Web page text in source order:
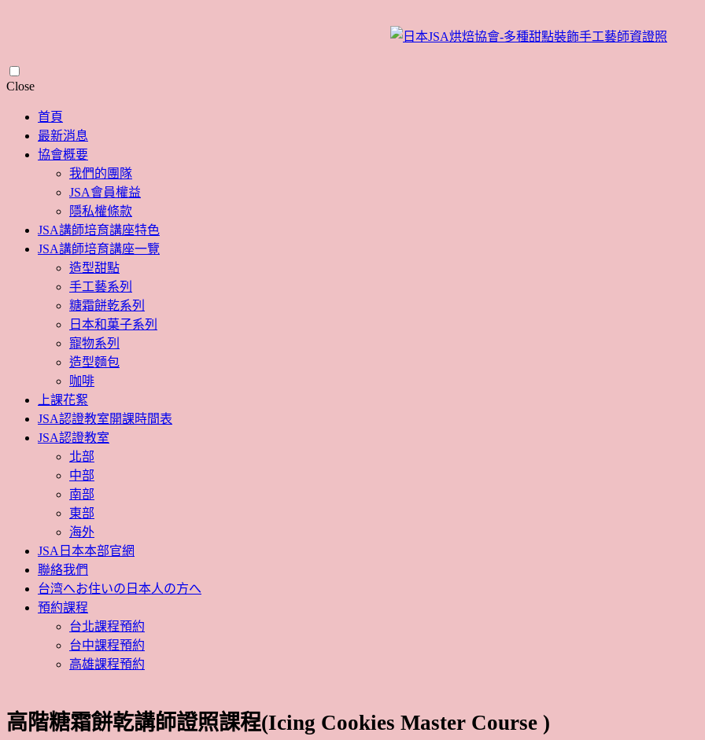
CloseSkip
content
首頁
最新消息
協會概要
我們的團隊
JSA會員權益
隱私權條款
JSA講師培育講座特色
JSA講師培育講座一覽
造型甜點
手工藝系列
糖霜餅乾系列
日本和菓子系列
寵物系列
造型麵包
咖啡
上課花絮
JSA認證教室開課時間表
JSA認證教室
北部
中部
南部
東部
海外
JSA日本本部官網
聯絡我們
台湾へお住いの日本人の方へ
預約課程
台北課程預約
台中課程預約
高雄課程預約
高階糖霜餅乾講師證照課程(Icing Cookies Master Course )